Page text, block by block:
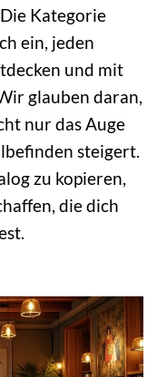
Kategorie
ein, jeden
und mit
glauben daran,
nur das Auge
steigert.
zu kopieren,
die dich